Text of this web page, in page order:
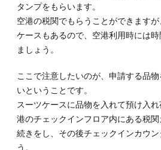
タンプをもらいます。
空港の税関でもらうことができます
ケースもあるので、空港利用時には
ましょう。
ここで注意したいのが、申請する品
いということです。
スーツケースに品物を入れて預け入
港のチェックインフロア内にある税
続きをし、その後チェックインカウ
う。